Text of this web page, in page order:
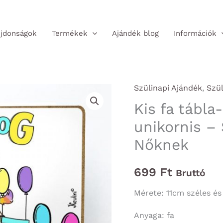
Termékek Ajándék blog Információk
Szülinapi Ajándék,
Kis fa
unikornis –
Nőknek
699 Ft Bruttó
Mérete: 11cm széles
Anyaga: fa